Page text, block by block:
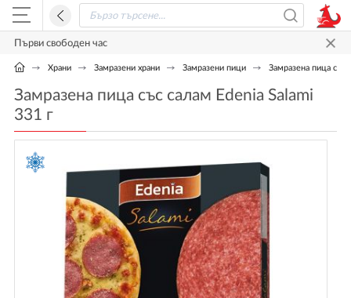
Първи свободен час
Храни Замразени храни Замразени пици Замразена пица със
Замразена пица със салам Edenia Salami
331 г